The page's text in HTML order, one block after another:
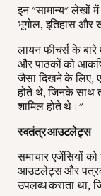
इन "सामान्य" लेखों
भूगोल, इतिहास और
लायन फीचर्स के
और पाठकों को
जैसा दिखने के लिए,
होते थे, जिनके साथ
शामिल होते थे।"
स्वतंत्र आउटलेट्स
समाचार एजेंसियों
आउटलेट्स और
उपलब्ध कराता था,